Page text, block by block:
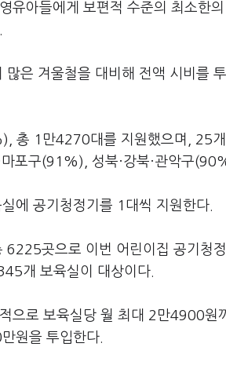
유아들에게 보편적 수준의 최소한
은 겨울철을 대비해 전액 시비를
총 1만4270대를 지원했으며, 25
포구(91%), 성북·강북·관악구
에 공기청정기를 1대씩 지원한다.
6225곳으로 이번 어린이집 공기청
개 보육실이 대상이다.
으로 보육실당 월 최대 2만4900
원을 투입한다.